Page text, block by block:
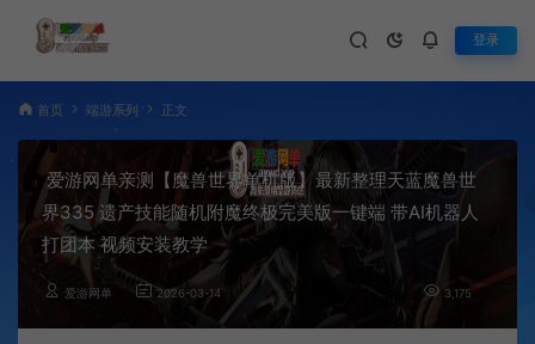
登录
首页 端游系列 正文
爱游网单亲测【魔兽世界单机版】最新整理天蓝魔兽世
界335 遗产技能随机附魔终极完美版一键端 带AI机器人
打团本 视频安装教学
爱游网单 2026-03-14 3,175